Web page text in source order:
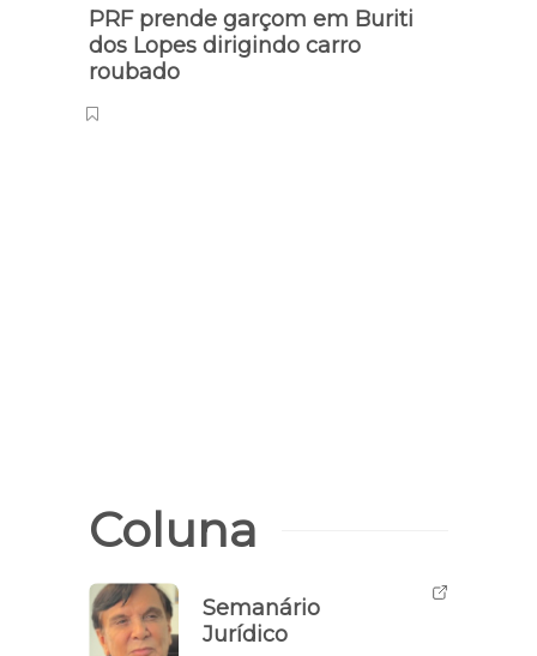
PRF prende garçom em Buriti
dos Lopes dirigindo carro
roubado
Coluna
Semanário
Jurídico